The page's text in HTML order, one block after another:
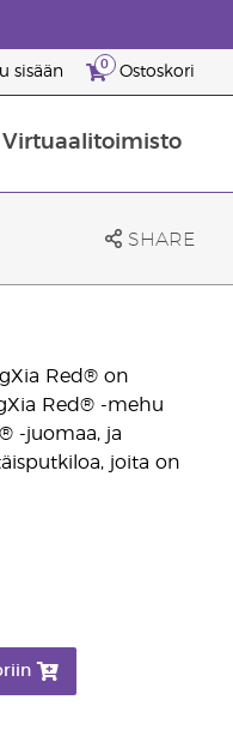
sisään 0 Ostoskori
Virtuaalitoimisto
SHARE
Red® on
Red® -mehu
-juomaa, ja
joita on